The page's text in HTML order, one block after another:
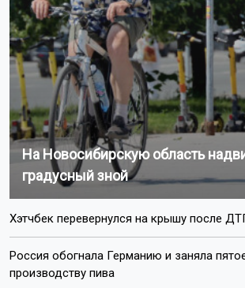
На Новосибирскую область
градусный зной
Хэтчбек перевернулся на крышу после
Россия обогнала Германию и заняла
производству пива